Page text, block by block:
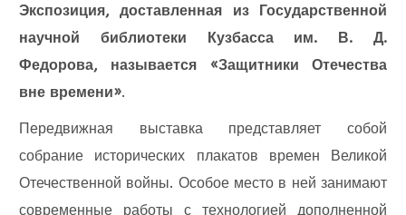
Экспозиция, доставленная из Государственной
научной библиотеки Кузбасса им. В. Д.
Федорова, называется «Защитники Отечества
вне времени».
Передвижная выставка представляет собой
собрание исторических плакатов времен Великой
Отечественной войны. Особое место в ней занимают
современные работы с технологией дополненной